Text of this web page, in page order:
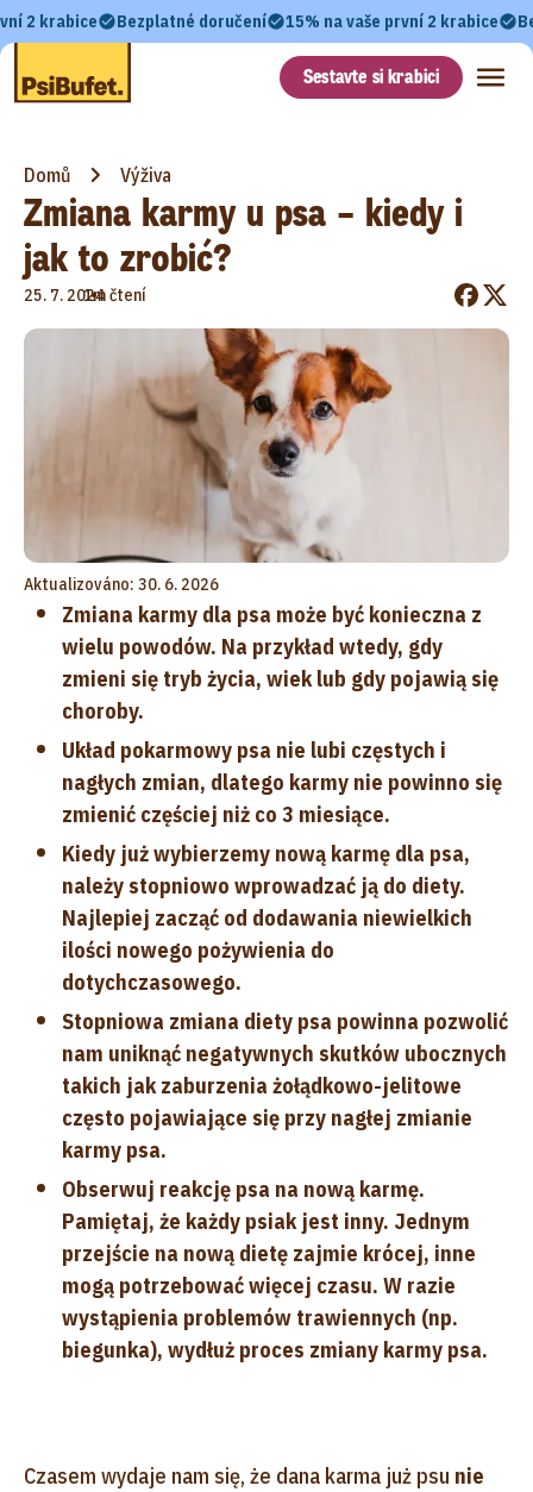
2 krabice Bezplatné doručení 15% na vaše první 2 krabice
Sestavte si krabici
Domů Výživa
Zmiana karmy u psa – kiedy i
jak to zrobić?
25. 7. 2024
•
1m čtení
Aktualizováno: 30. 6. 2026
Zmiana karmy dla psa może być konieczna z
wielu powodów. Na przykład wtedy, gdy
zmieni się tryb życia, wiek lub gdy pojawią się
choroby.
Układ pokarmowy psa nie lubi częstych i
nagłych zmian, dlatego karmy nie powinno się
zmienić częściej niż co 3 miesiące.
Kiedy już wybierzemy nową karmę dla psa,
należy stopniowo wprowadzać ją do diety.
Najlepiej zacząć od dodawania niewielkich
ilości nowego pożywienia do
dotychczasowego.
Stopniowa zmiana diety psa powinna pozwolić
nam uniknąć negatywnych skutków ubocznych
takich jak zaburzenia żołądkowo-jelitowe
często pojawiające się przy nagłej zmianie
karmy psa.
Obserwuj reakcję psa na nową karmę.
Pamiętaj, że każdy psiak jest inny. Jednym
przejście na nową dietę zajmie krócej, inne
mogą potrzebować więcej czasu. W razie
wystąpienia problemów trawiennych (np.
biegunka), wydłuż proces zmiany karmy psa.
Czasem wydaje nam się, że dana karma już psu nie